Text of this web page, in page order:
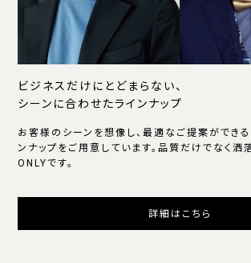
ビジネスだけにとどまらない、
シーンに合わせたラインナップ
お客様のシーンを想像し、最適なご提案ができ
ンナップをご用意しています。品質だけでなく洒
ONLYです。
詳細はこちら